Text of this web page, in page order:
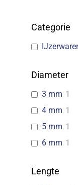
Categorie
Diameter
3 mm 1
4 mm 1
5 mm 1
6 mm 1
Lengte